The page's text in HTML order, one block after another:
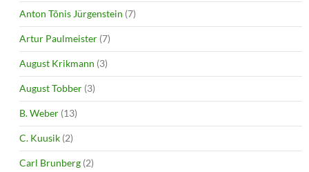
Anton Tõnis Jürgenstein (7)
Artur Paulmeister (7)
August Krikmann (3)
August Tobber (3)
B. Weber (13)
C. Kuusik (2)
Carl Brunberg (2)